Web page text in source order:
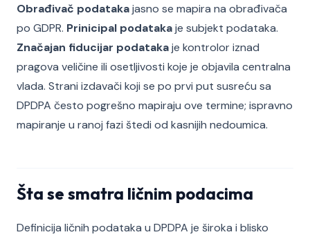
Obrađivač podatakajasno se mapira na obrađivača
po GDPR. Prinicipal podatakaje subjekt podataka.
Značajan fiducijar podatakaje kontrolor iznad
pragova veličine ili osetljivosti koje je objavila centralna
vlada. Strani izdavači koji se po prvi put susreću sa
DPDPA često pogrešno mapiraju ove termine; ispravno
mapiranje u ranoj fazi štedi od kasnijih nedoumica.
Šta se smatra ličnim podacima
Definicija ličnih podataka u DPDPA je široka i blisko